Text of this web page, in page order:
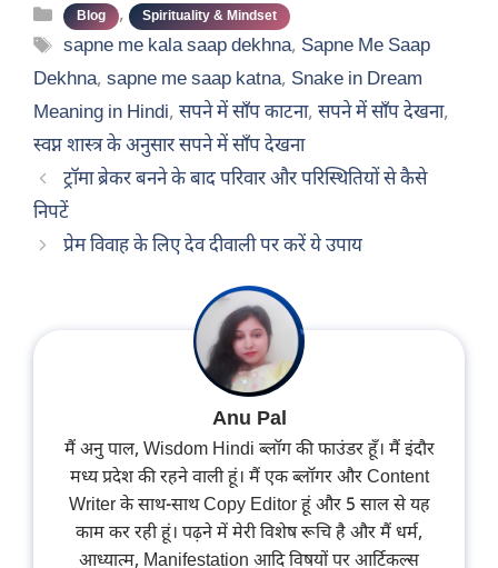
Categories
Blog , Spirituality & Mindset
Tags
sapne me kala saap dekhna, Sapne Me Saap
Dekhna, sapne me saap katna, Snake in Dream
Meaning in Hindi, सपने में साँप काटना, सपने में साँप देखना,
स्वप्न शास्त्र के अनुसार सपने में साँप देखना
ट्रॉमा ब्रेकर बनने के बाद परिवार और परिस्थितियों से कैसे
निपटें
प्रेम विवाह के लिए देव दीवाली पर करें ये उपाय
Anu Pal
मैं अनु पाल, Wisdom Hindi ब्लॉग की फाउंडर हूँ। मैं इंदौर
मध्य प्रदेश की रहने वाली हूं। मैं एक ब्लॉगर और Content
Writer के साथ-साथ Copy Editor हूं और 5 साल से यह
काम कर रही हूं। पढ़ने में मेरी विशेष रूचि है और मैं धर्म,
आध्यात्म, Manifestation आदि विषयों पर आर्टिकल्स